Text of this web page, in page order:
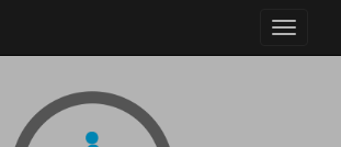
Toggle